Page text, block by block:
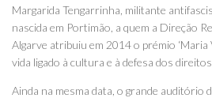
Margarida Tengarrinha, militante
nascida em Portimão, a quem a Direção
Algarve atribuiu em 2014 o prémio ‘Maria
vida ligado à cultura e à defesa dos
Ainda na mesma data, o grande auditório